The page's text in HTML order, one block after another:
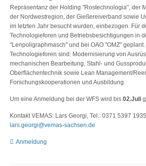
Repräsentanz der Holding "Rostechnologia", der
der Nordwestregion, der Gießereiverband sowie
im letzten Jahr besucht wurden, einbezogen. Für
Technologieforen und Betriebsbesichtigungen in
"Lenpoligraphmasch" und bei OAO "OMZ"
Technologieforen sind: Modernisierung von
mechanischen Bearbeitung, Stahl- und
Oberflächentechnik sowie Lean Management/
Forschungskooperationen und Ausbildung.
Um eine Anmeldung bei der WFS wird bis 02.Juli
Kontakt VEMAS: Lars Georgi, Tel.: 0371 5397
lars.georgi@vemas-sachsen.de
Anmeldung